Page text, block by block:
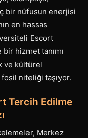
bir nüfusun enerjisi
en hassas
Escort
bir hizmet tanımı
ve kültürel
fosil niteliği taşıyor.
Tercih Edilme
Merkez